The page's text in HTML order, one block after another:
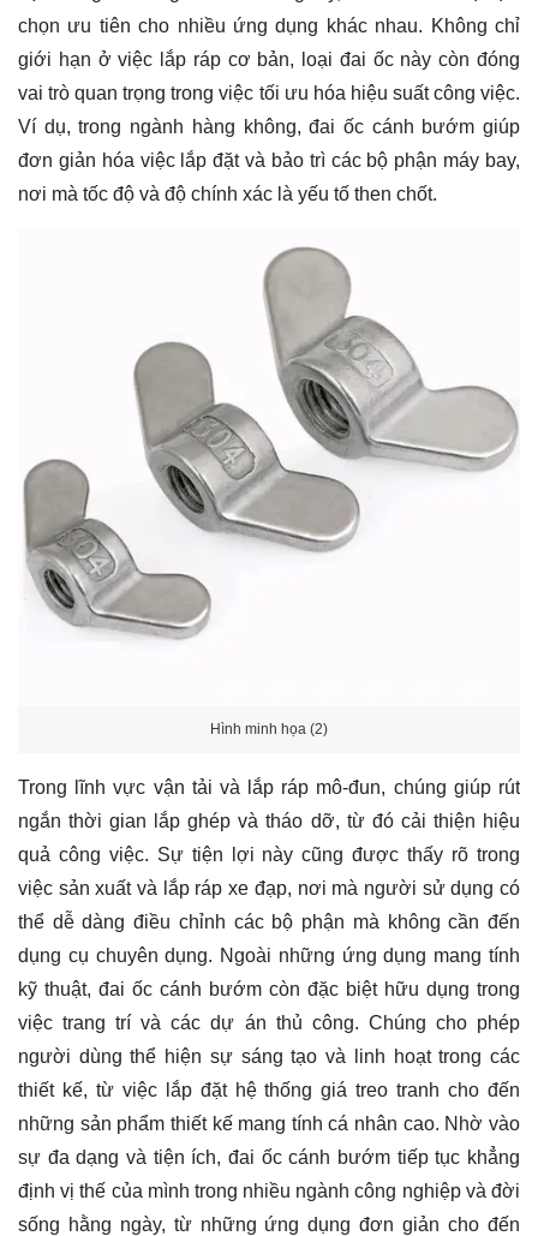
chọn ưu tiên cho nhiều ứng dụng khác nhau. Không chỉ
giới hạn ở việc lắp ráp cơ bản, loại đai ốc này còn đóng
vai trò quan trọng trong việc tối ưu hóa hiệu suất công việc.
Ví dụ, trong ngành hàng không, đai ốc cánh bướm giúp
đơn giản hóa việc lắp đặt và bảo trì các bộ phận máy bay,
nơi mà tốc độ và độ chính xác là yếu tố then chốt.
Hình minh họa (2)
Trong lĩnh vực vận tải và lắp ráp mô-đun, chúng giúp rút
ngắn thời gian lắp ghép và tháo dỡ, từ đó cải thiện hiệu
quả công việc. Sự tiện lợi này cũng được thấy rõ trong
việc sản xuất và lắp ráp xe đạp, nơi mà người sử dụng có
thể dễ dàng điều chỉnh các bộ phận mà không cần đến
dụng cụ chuyên dụng. Ngoài những ứng dụng mang tính
kỹ thuật, đai ốc cánh bướm còn đặc biệt hữu dụng trong
việc trang trí và các dự án thủ công. Chúng cho phép
người dùng thể hiện sự sáng tạo và linh hoạt trong các
thiết kế, từ việc lắp đặt hệ thống giá treo tranh cho đến
những sản phẩm thiết kế mang tính cá nhân cao. Nhờ vào
sự đa dạng và tiện ích, đai ốc cánh bướm tiếp tục khẳng
định vị thế của mình trong nhiều ngành công nghiệp và đời
sống hằng ngày, từ những ứng dụng đơn giản cho đến